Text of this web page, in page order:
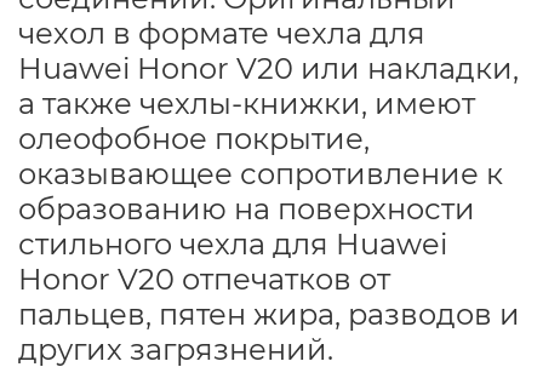
чехол в формате чехла для
Huawei Honor V20 или накладки,
а также чехлы-книжки, имеют
олеофобное покрытие,
оказывающее сопротивление к
образованию на поверхности
стильного чехла для Huawei
Honor V20 отпечатков от
пальцев, пятен жира, разводов и
других загрязнений.